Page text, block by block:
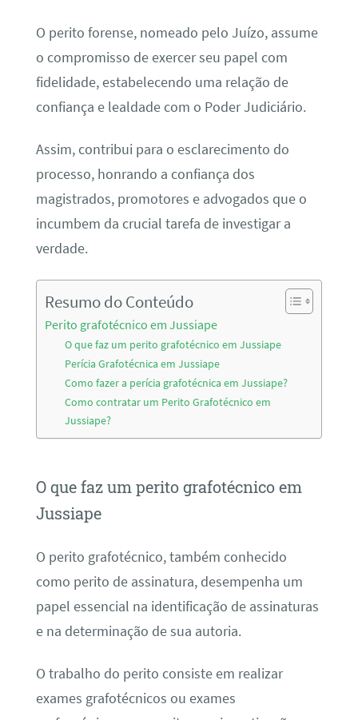
O perito forense, nomeado pelo Juízo, assume
o compromisso de exercer seu papel com
fidelidade, estabelecendo uma relação de
confiança e lealdade com o Poder Judiciário.
Assim, contribui para o esclarecimento do
processo, honrando a confiança dos
magistrados, promotores e advogados que o
incumbem da crucial tarefa de investigar a
verdade.
Resumo do Conteúdo
Perito grafotécnico em Jussiape
O que faz um perito grafotécnico em Jussiape
Perícia Grafotécnica em Jussiape
Como fazer a perícia grafotécnica em Jussiape?
Como contratar um Perito Grafotécnico em
Jussiape?
O que faz um perito grafotécnico em
Jussiape
O perito grafotécnico, também conhecido
como perito de assinatura, desempenha um
papel essencial na identificação de assinaturas
e na determinação de sua autoria.
O trabalho do perito consiste em realizar
exames grafotécnicos ou exames